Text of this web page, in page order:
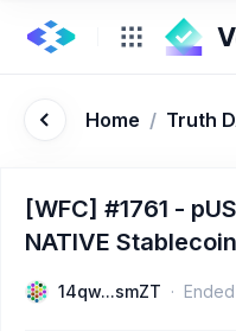
Home / Truth
[WFC] #1761 -
NATIVE Stablecoin
14qw...smZT Ended